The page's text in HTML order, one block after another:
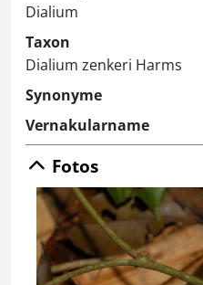
Dialium
Taxon
Dialium zenkeri Harms
Synonyme
Vernakularname
Fotos